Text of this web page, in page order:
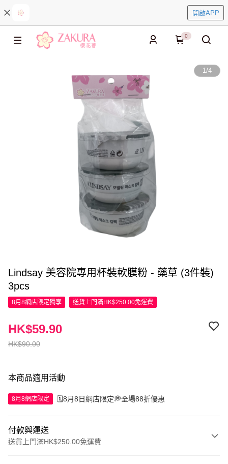
開啟APP
0
1/4
Lindsay 美容院專用杯裝軟膜粉 - 藥草 (3件裝)
3pcs
8月8網店限定獨享 送貨上門滿HK$250.00免運費
HK$90.00
HK$59.90
本商品適用活動
8月8網店限定 🗓️8月8日網店限定💭全場88折優惠
付款與運送
送貨上門滿HK$250.00免運費